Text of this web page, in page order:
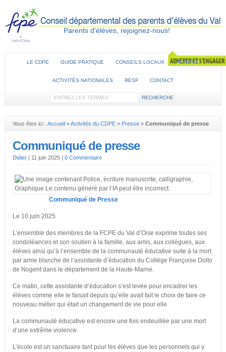
Parents d'élèves, rejoignez-nous!
LE CDPE GUIDE PRATIQUE CONSEILS LOCAUX ACTIONS
ACTIVITÉS NATIONALES RESF CONTACT
Vous êtes ici : Accueil»Activités du CDPE» Presse» Communiqué de presse
Communiqué de presse
Didier| 11 juin 2025 | 0 Commentaire
Communiqué de Presse
Le 10 juin 2025
L’ensemble des membres de la FCPE du Val d’Oise exprime toutes ses
condoléances et son soutien à la famille, aux amis, aux collègues, aux
élèves ainsi qu’à l’ensemble de la communauté éducative suite à la mort
par arme blanche de l’assistante d’éducation du Collège Françoise Dolto
de Nogent dans le département de la Haute-Marne.
Ce matin, cette assistante d’éducation s’est levée pour encadrer les
élèves comme elle le faisait depuis qu’elle avait fait le choix de faire ce
nouveau métier qui était un changement de vie pour elle.
La communauté éducative est encore une fois endeuillée par une mort
d’une extrême violence.
L’école est un sanctuaire tant pour les élèves que les personnels qui y